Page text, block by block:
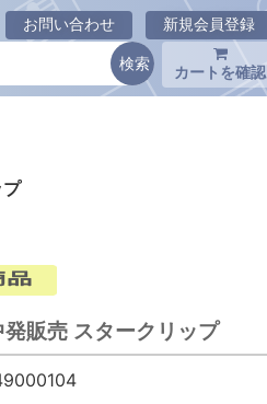
お問い合わせ 新規会員登録
カートを確認
発販売 スタークリップ